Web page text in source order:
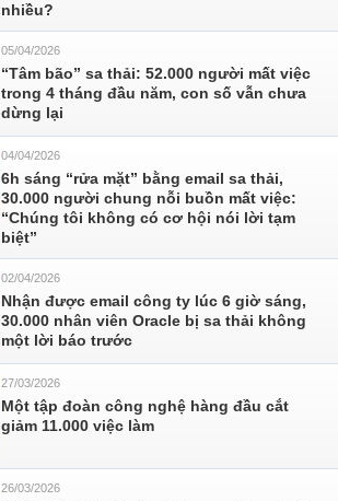
nhiều?
05/04/2026
“Tâm bão” sa thải: 52.000 người mất việc
trong 4 tháng đầu năm, con số vẫn chưa
dừng lại
04/04/2026
6h sáng “rửa mặt” bằng email sa thải,
30.000 người chung nỗi buồn mất việc:
“Chúng tôi không có cơ hội nói lời tạm
biệt”
02/04/2026
Nhận được email công ty lúc 6 giờ sáng,
30.000 nhân viên Oracle bị sa thải không
một lời báo trước
27/03/2026
Một tập đoàn công nghệ hàng đầu cắt
giảm 11.000 việc làm
26/03/2026